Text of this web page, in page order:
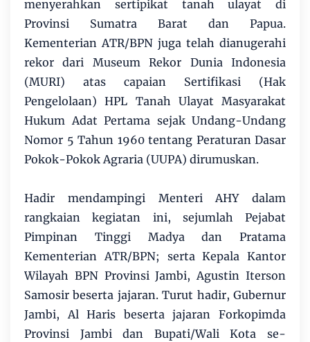
menyerahkan sertipikat tanah ulayat di
Provinsi Sumatra Barat dan Papua.
Kementerian ATR/BPN juga telah dianugerahi
rekor dari Museum Rekor Dunia Indonesia
(MURI) atas capaian Sertifikasi (Hak
Pengelolaan) HPL Tanah Ulayat Masyarakat
Hukum Adat Pertama sejak Undang-Undang
Nomor 5 Tahun 1960 tentang Peraturan Dasar
Pokok-Pokok Agraria (UUPA) dirumuskan.
Hadir mendampingi Menteri AHY dalam
rangkaian kegiatan ini, sejumlah Pejabat
Pimpinan Tinggi Madya dan Pratama
Kementerian ATR/BPN; serta Kepala Kantor
Wilayah BPN Provinsi Jambi, Agustin Iterson
Samosir beserta jajaran. Turut hadir, Gubernur
Jambi, Al Haris beserta jajaran Forkopimda
Provinsi Jambi dan Bupati/Wali Kota se-